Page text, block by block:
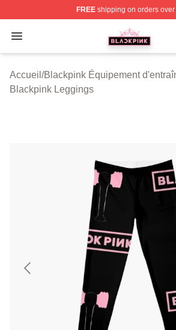
FREEshipping on orders over
Open menu
BLACKPINK Shop - Official
Accueil /Blackpink Équipement
Blackpink Leggings